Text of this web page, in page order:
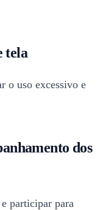
tela
o uso excessivo e
dos
participar para